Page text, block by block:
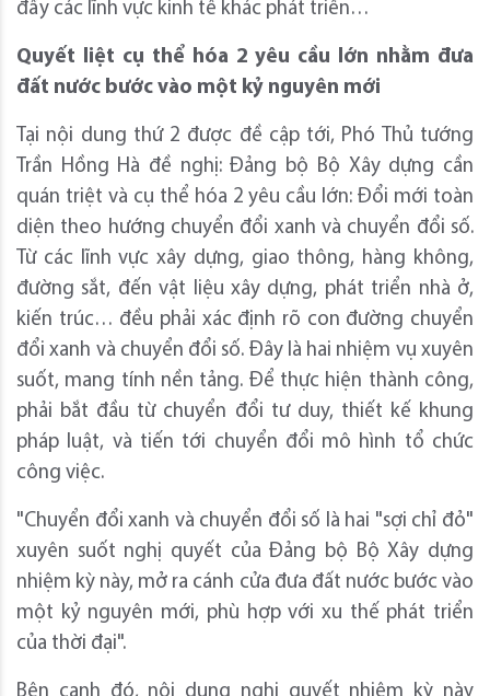
đẩy các lĩnh vực kinh tế khác phát triển…
Quyết liệt cụ thể hóa 2 yêu cầu lớn nhằm đưa
đất nước bước vào một kỷ nguyên mới
Tại nội dung thứ 2 được đề cập tới, Phó Thủ tướng
Trần Hồng Hà đề nghị: Đảng bộ Bộ Xây dựng cần
quán triệt và cụ thể hóa 2 yêu cầu lớn: Đổi mới toàn
diện theo hướng chuyển đổi xanh và chuyển đổi số.
Từ các lĩnh vực xây dựng, giao thông, hàng không,
đường sắt, đến vật liệu xây dựng, phát triển nhà ở,
kiến trúc… đều phải xác định rõ con đường chuyển
đổi xanh và chuyển đổi số. Đây là hai nhiệm vụ xuyên
suốt, mang tính nền tảng. Để thực hiện thành công,
phải bắt đầu từ chuyển đổi tư duy, thiết kế khung
pháp luật, và tiến tới chuyển đổi mô hình tổ chức
công việc.
"Chuyển đổi xanh và chuyển đổi số là hai "sợi chỉ đỏ"
xuyên suốt nghị quyết của Đảng bộ Bộ Xây dựng
nhiệm kỳ này, mở ra cánh cửa đưa đất nước bước vào
một kỷ nguyên mới, phù hợp với xu thế phát triển
của thời đại".